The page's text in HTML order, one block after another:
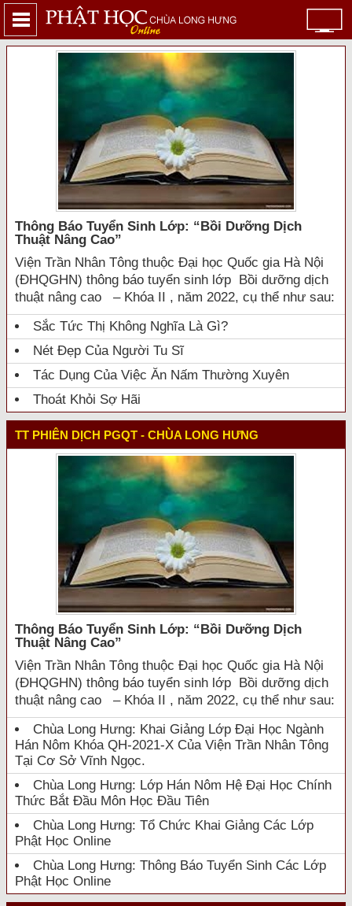
Thông Báo Tuyển Sinh Lớp: “bồi Dưỡng Dịch
Thuật Nâng Cao”
Viện Trần Nhân Tông thuộc Đại học Quốc gia Hà Nội
(ĐHQGHN) thông báo tuyển sinh lớp Bồi dưỡng dịch
thuật nâng cao – Khóa II , năm 2022, cụ thể như sau:
Sắc Tức Thị Không Nghĩa Là Gì?
Nét Đẹp Của Người Tu Sĩ
Tác Dụng Của Việc Ăn Nấm Thường Xuyên
Thoát Khỏi Sợ Hãi
TT PHIÊN DỊCH PGQT - CHÙA LONG HƯNG
Thông Báo Tuyển Sinh Lớp: “bồi Dưỡng Dịch
Thuật Nâng Cao”
Viện Trần Nhân Tông thuộc Đại học Quốc gia Hà Nội
(ĐHQGHN) thông báo tuyển sinh lớp Bồi dưỡng dịch
thuật nâng cao – Khóa II , năm 2022, cụ thể như sau:
Chùa Long Hưng: Khai Giảng Lớp Đại Học Ngành
Hán Nôm Khóa QH-2021-X Của Viện Trần Nhân Tông
Tại Cơ Sở Vĩnh Ngọc.
Chùa Long Hưng: Lớp Hán Nôm Hệ Đại Học Chính
Thức Bắt Đầu Môn Học Đầu Tiên
Chùa Long Hưng: Tổ Chức Khai Giảng Các Lớp
Phật Học Online
Chùa Long Hưng: Thông Báo Tuyển Sinh Các Lớp
Phật Học Online